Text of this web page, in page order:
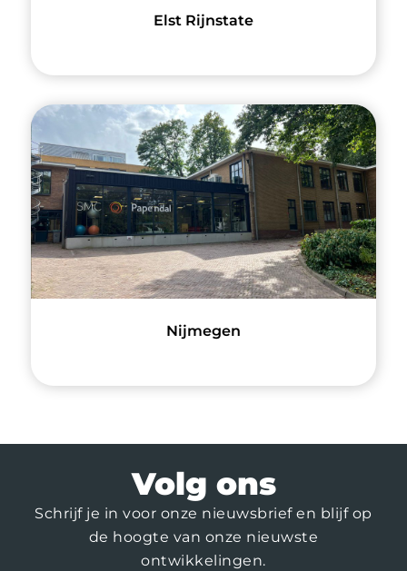
Elst Rijnstate
Nijmegen
Volg ons
Schrijf je in voor onze nieuwsbrief en blijf op
de hoogte van onze nieuwste
ontwikkelingen.